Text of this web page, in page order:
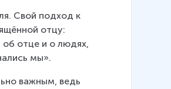
Свой подход к
отцу:
отце и о людях,
мы».
важным, ведь